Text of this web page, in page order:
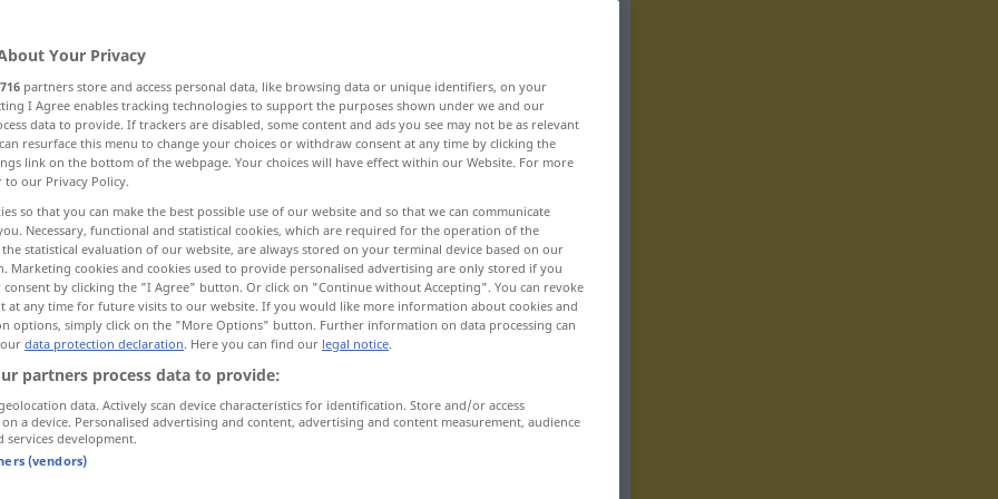
Sitzungsperiode, Tagungsdauer
Sitzung Sitzung
Unterrichts-, Studienjahr, StudienSemester
sessionof parliamentetc
Your Privacy
716 partners store and access personal data, like browsing data or unique identifiers, on your
I Agree enables tracking technologies to support the purposes shown under we and our
data to provide. If trackers are disabled, some content and ads you see may not be as relevant
resurface this menu to change your choices or withdraw consent at any time by clicking the
link on the bottom of the webpage. Your choices will have effect within our Website. For more
to our Privacy Policy.
so that you can make the best possible use of our website and so that we can communicate
Necessary, functional and statistical cookies, which are required for the operation of the
statistical evaluation of our website, are always stored on your terminal device based on our
Marketing cookies and cookies used to provide personalised advertising are only stored if you
consent by clicking the "I Agree" button. Or click on "Continue without Accepting". You can revoke
at any time for future visits to our website. If you would like more information about cookies and
options, simply click on the "More Options" button. Further information on data processing can
data protection declaration. Here you can find our legal notice.
partners process data to provide:
data. Actively scan device characteristics for identification. Store and/or access
a device. Personalised advertising and content, advertising and content measurement, audience
services development.
(vendors)